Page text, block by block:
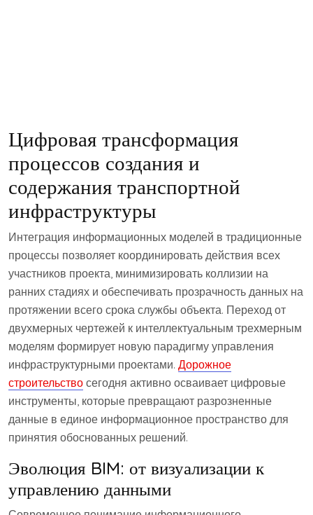
Цифровая трансформация
процессов создания и
содержания транспортной
инфраструктуры
Интеграция информационных моделей в традиционные
процессы позволяет координировать действия всех
участников проекта, минимизировать коллизии на
ранних стадиях и обеспечивать прозрачность данных на
протяжении всего срока службы объекта. Переход от
двухмерных чертежей к интеллектуальным трехмерным
моделям формирует новую парадигму управления
инфраструктурными проектами. Дорожное
строительство сегодня активно осваивает цифровые
инструменты, которые превращают разрозненные
данные в единое информационное пространство для
принятия обоснованных решений.
Эволюция BIM: от визуализации к
управлению данными